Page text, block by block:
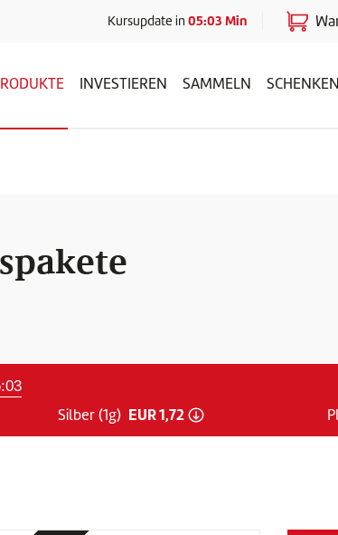
Kursupdate in 05:03 Min
INVESTIEREN SAMMELN SCHENKEN
gestiegenSilber (1g) EUR 1,72Silber-Preis ist